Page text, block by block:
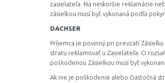
zasielateľa. Na neskoršie reklamácie
zásielkou musí byť vykonaná podľa
DACHSER
Príjemca je povinný pri prevzatí
stratu reklamovať u Zasielateľa. O
poškodenou Zásielkou musí byť
Ak nie je poškodenie alebo čiastočná